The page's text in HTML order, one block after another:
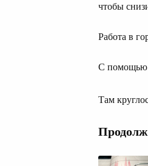
чтобы
Работа в
С помощью
Там